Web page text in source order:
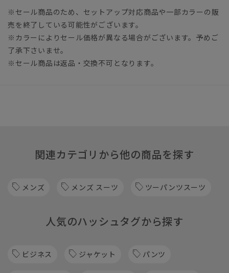
※セール商品のため、セットアップ対応商品や一部カラーの販
売を終了している可能性がございます。
※カラーによりセール価格が異なる場合がございます。予めご
了承下さいませ。
※セール商品は返品・交換不可となります。
関連カテゴリから他の商品を探す
メンズ メンズ スーツ ツーパンツスーツ
人気のハッシュタグから探す
ビジネス ジャケット パンツ